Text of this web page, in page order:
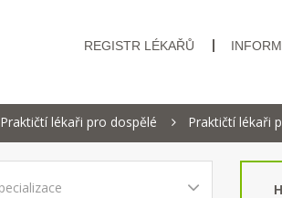
REGISTR LÉKAŘŮ
Praktičtí lékaři pro dospělé Praktičtí lékaři